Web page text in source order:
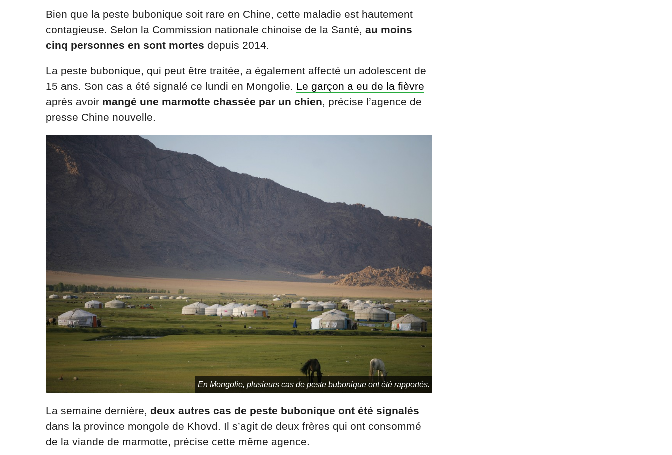
Bien que la peste bubonique soit rare en Chine, cette maladie est hautement
contagieuse. Selon la Commission nationale chinoise de la Santé, au moins
cinq personnes en sont mortes depuis 2014.
La peste bubonique, qui peut être traitée, a également affecté un adolescent de
15 ans. Son cas a été signalé ce lundi en Mongolie. Le garçon a eu de la fièvre
après avoir mangé une marmotte chassée par un chien, précise l’agence de
presse Chine nouvelle.
En Mongolie, plusieurs cas de peste bubonique ont été rapportés.
La semaine dernière, deux autres cas de peste bubonique ont été signalés
dans la province mongole de Khovd. Il s’agit de deux frères qui ont consommé
de la viande de marmotte, précise cette même agence.